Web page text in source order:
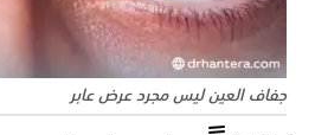
جفاف العين ليس مجرد عرض عابر